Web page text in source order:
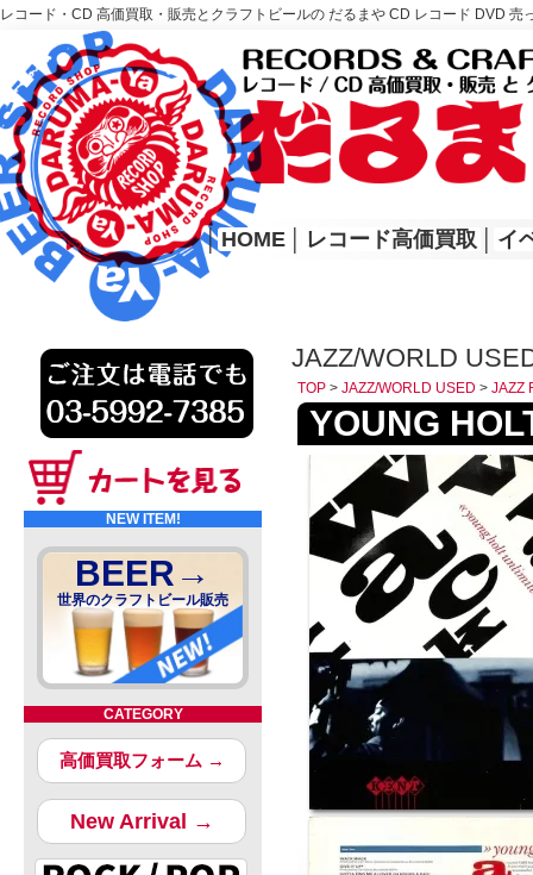
レコード・CD 高価買取・販売とクラフトビールの だるまや CD レコード DVD
レコード高価買取はこちら
HOME
│ HOME レコード高価買取 イ
NEW ITEM!
BEER→
世界のクラフトビール販売
CATEGORY
高価買取フォーム →
New Arrival →
JAZZ/WORLD
TOP > JAZZ/WORLD USED > JAZZ
YOUNG